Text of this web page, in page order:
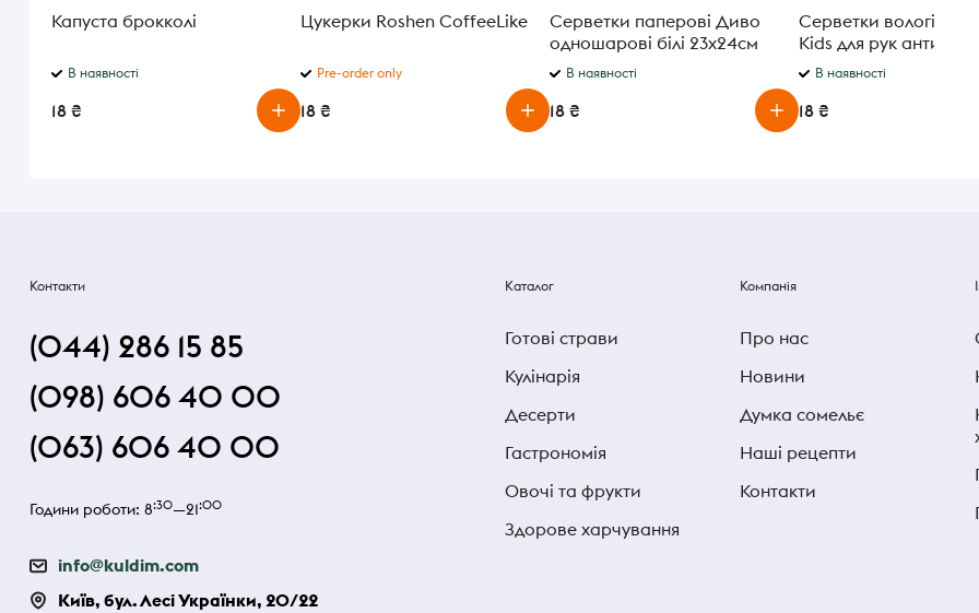
Капуста брокколі
В наявності
18 ₴
Цукерки Roshen CoffeeLike
Pre-order only
18 ₴
Серветки паперові Диво
одношарові білі 23х24см
60шт/уп
В наявності
18 ₴
Серветки вологі
Kids для рук
15шт/уп
В наявності
18 ₴
Контакти
(044) 286 15 85
(098) 606 40 00
(063) 606 40 00
Години роботи: 8:30—21:00
info@kuldim.com
Київ, бул. Лесі Українки, 20/22
Каталог
Готові страви
Кулінарія
Десерти
Гастрономія
Овочі та фрукти
Здорове харчування
Компанія
Про нас
Новини
Думка сомельє
Наші рецепти
Контакти